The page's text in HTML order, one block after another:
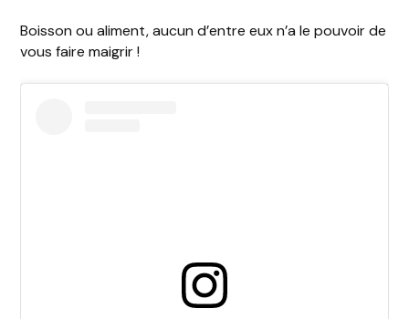
Boisson ou aliment, aucun d’entre eux n’a le pouvoir de
vous faire maigrir !